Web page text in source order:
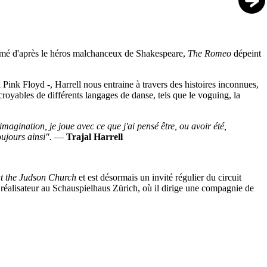
d'après le héros malchanceux de Shakespeare, The Romeo dépeint
Floyd -, Harrell nous entraine à travers des histoires inconnues,
de différents langages de danse, tels que le voguing, la
je joue avec ce que j'ai pensé être, ou avoir été,
ainsi". — Trajal Harrell
the Judson Church et est désormais un invité régulier du circuit
au Schauspielhaus Zürich, où il dirige une compagnie de